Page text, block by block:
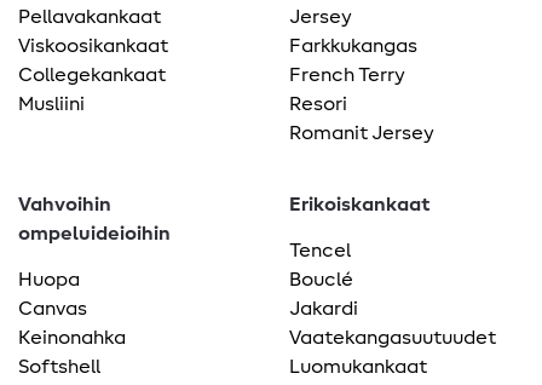
Pellavakankaat
Viskoosikankaat
Collegekankaat
Musliini
Jersey
Farkkukangas
French Terry
Resori
Romanit Jersey
Vahvoihin
ompeluideioihin
Huopa
Canvas
Keinonahka
Softshell
Erikoiskankaat
Tencel
Bouclé
Jakardi
Vaatekangasuutuudet
Luomukankaat